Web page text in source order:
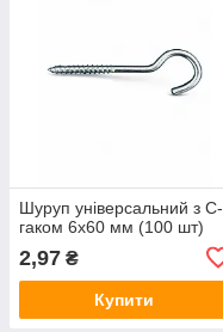
Шуруп універсальний з C-
гаком 6х60 мм (100 шт)
2,97 ₴
Купити